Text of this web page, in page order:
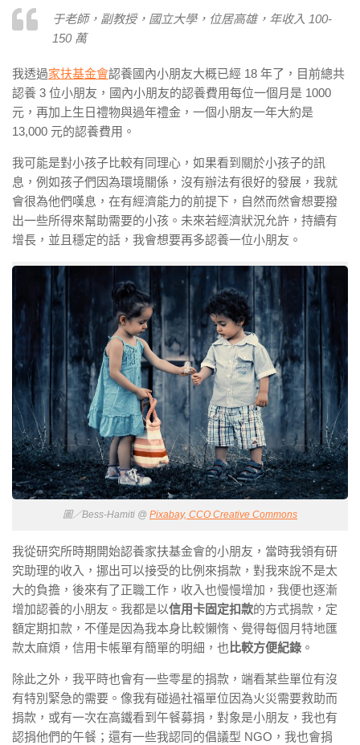
于老師，副教授，國立大學，位居高雄，年收入 100-
150 萬
我透過家扶基金會認養國內小朋友大概已經 18 年了，目前總共
認養 3 位小朋友，國內小朋友的認養費用每位一個月是 1000
元，再加上生日禮物與過年禮金，一個小朋友一年大約是
13,000 元的認養費用。
我可能是對小孩子比較有同理心，如果看到關於小孩子的訊
息，例如孩子們因為環境關係，沒有辦法有很好的發展，我就
會很為他們嘆息，在有經濟能力的前提下，自然而然會想要撥
出一些所得來幫助需要的小孩。未來若經濟狀況允許，持續有
增長，並且穩定的話，我會想要再多認養一位小朋友。
圖／Bess-Hamiti @ Pixabay, CCO Creative Commons
我從研究所時期開始認養家扶基金會的小朋友，當時我領有研
究助理的收入，挪出可以接受的比例來捐款，對我來說不是太
大的負擔，後來有了正職工作，收入也慢慢增加，我便也逐漸
增加認養的小朋友。我都是以信用卡固定扣款的方式捐款，定
額定期扣款，不僅是因為我本身比較懶惰、覺得每個月特地匯
款太麻煩，信用卡帳單有簡單的明細，也比較方便紀錄 。
除此之外，我平時也會有一些零星的捐款，端看某些單位有沒
有特別緊急的需要。像我有碰過社福單位因為火災需要救助而
捐款，或有一次在高鐵看到午餐募捐，對象是小朋友，我也有
認捐他們的午餐；還有一些我認同的倡議型 NGO，我也會捐